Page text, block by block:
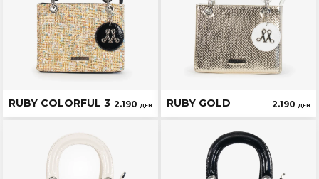
RUBY COLORFUL 3 2.190 ДЕН RUBY GOLD 2.190 ДЕН